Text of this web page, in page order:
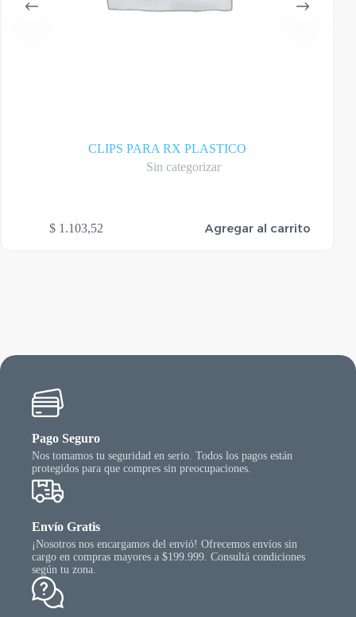
CLIPS PARA RX PLASTICO
Sin categorizar
$ 1.103,52 Agregar al carrito
Pago Seguro
Nos tomamos tu seguridad en serio. Todos los pagos están
protegidos para que compres sin preocupaciones.
Envío Gratis
¡Nosotros nos encargamos del envió! Ofrecemos envíos sin
cargo en compras mayores a $199.999. Consultá condiciones
según tu zona.